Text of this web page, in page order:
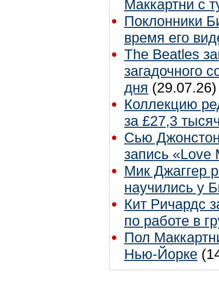
Маккартни с
Поклонники
время его
The Beatles
загадочного
дня (29.07.26)
Коллекцию
за £27,3
Сью
запись «Love
Мик Джаггер
научились у
Кит Ричардс
по работе в
Пол
Нью-Йорке